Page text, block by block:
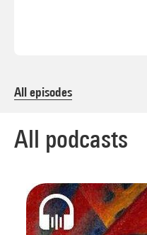
All episodes
All podcasts